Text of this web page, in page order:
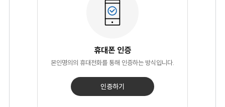
휴대폰 인증
본인명의의 휴대전화를 통해 인증하는 방식입니다.
인증하기